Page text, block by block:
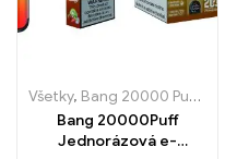
Všetky, Bang 20000 Pufov
Bang 20000Puff
Jednorázová e-